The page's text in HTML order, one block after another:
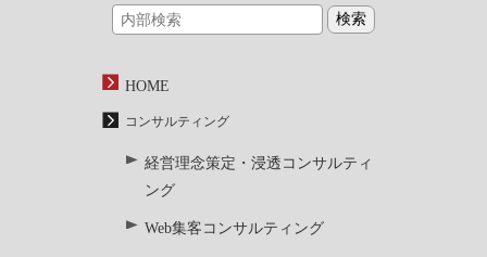
HOME
コンサルティング
経営理念策定・浸透コンサルティ
ング
Web集客コンサルティング